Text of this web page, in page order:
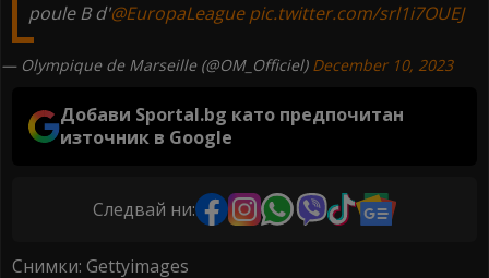
poule B d'@EuropaLeague pic.twitter.com/srl1i7OUEJ
— Olympique de Marseille (@OM_Officiel) December 10, 2023
Добави Sportal.bg като предпочитан
източник в Google
Следвай ни:
Снимки: Gettyimages